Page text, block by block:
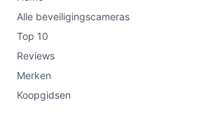
Alle beveiligingscameras
Top 10
Reviews
Merken
Koopgidsen